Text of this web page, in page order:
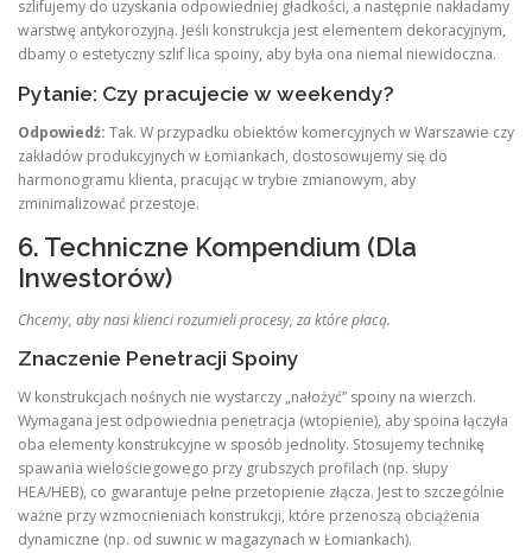
szlifujemy do uzyskania odpowiedniej gładkości, a następnie nakładamy
warstwę antykorozyjną. Jeśli konstrukcja jest elementem dekoracyjnym,
dbamy o estetyczny szlif lica spoiny, aby była ona niemal niewidoczna.
Pytanie: Czy pracujecie w weekendy?
Odpowiedź: Tak. W przypadku obiektów komercyjnych w Warszawie czy
zakładów produkcyjnych w Łomiankach, dostosowujemy się do
harmonogramu klienta, pracując w trybie zmianowym, aby
zminimalizować przestoje.
6. Techniczne Kompendium (Dla
Inwestorów)
Chcemy, aby nasi klienci rozumieli procesy, za które płacą.
Znaczenie Penetracji Spoiny
W konstrukcjach nośnych nie wystarczy „nałożyć” spoiny na wierzch.
Wymagana jest odpowiednia penetracja (wtopienie), aby spoina łączyła
oba elementy konstrukcyjne w sposób jednolity. Stosujemy technikę
spawania wielościegowego przy grubszych profilach (np. słupy
HEA/HEB), co gwarantuje pełne przetopienie złącza. Jest to szczególnie
ważne przy wzmocnieniach konstrukcji, które przenoszą obciążenia
dynamiczne (np. od suwnic w magazynach w Łomiankach).